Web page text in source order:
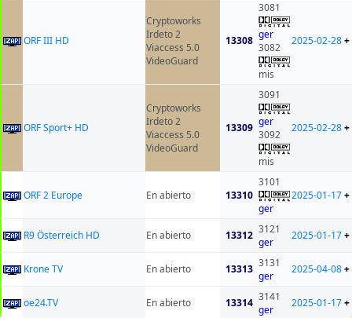
ORF III HD
Cryptoworks
Irdeto 2
Viaccess 5.0
VideoGuard
13308
3081
ger
3082
mis
2025-02-28+
ORF Sport+ HD
Cryptoworks
Irdeto 2
Viaccess 5.0
VideoGuard
13309
3091
ger
3092
mis
2025-02-28+
ORF 2 Europe En abierto 13310
3101
ger
2025-01-17+
R9 Österreich HD En abierto 13312 3121
ger
2025-01-17+
Krone TV En abierto 13313 3131
ger
2025-04-08+
oe24.TV En abierto 13314 3141
ger
2025-01-17+